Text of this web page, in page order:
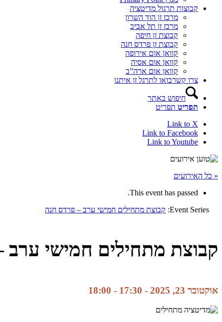
קבוצות תרגול מדיטציה
מרכז זן הוד השרון
מרכז זן תל אביב
קבוצת זן חיפה
קבוצת זן פרדס חנה
קוואן אום אירופה
קוואן אום אסיה
קוואן אום ארה”ב
צרו קשרבואו לתרגל זן איתנו
חיפוש באתר
תפריט תפריט
Link to X
Link to Facebook
Link to Youtube
« כל האירועים
This event has passed.
Event Series: קבוצת מתחילים חמישי ערב – פרדס חנה
קבוצת מתחילים חמישי ערב
אוקטובר 23, 2025 - 17:30 -
18:00